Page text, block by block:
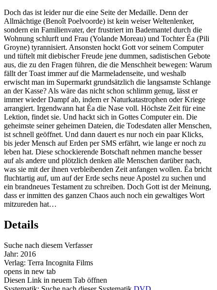
Doch das ist leider nur die eine Seite der Medaille. Denn der
Allmächtige (Benoît Poelvoorde) ist kein weiser Weltenlenker,
sondern ein Familienvater, der frustriert im Bademantel durch die
Wohnung schlurft und Frau (Yolande Moreau) und Tochter Éa (Pili
Groyne) tyrannisiert. Ansonsten hockt Gott vor seinem Computer
und tüftelt mit diebischer Freude jene dummen, sadistischen Gebote
aus, die zu den Fragen führen, die die Menschheit bewegen: Warum
fällt der Toast immer auf die Marmeladenseite, und weshalb
erwischt man im Supermarkt grundsätzlich die langsamste Schlange
an der Kasse? Als wäre das nicht schon schlimm genug, lässt er
immer wieder Dampf ab, indem er Naturkatastrophen oder Kriege
arrangiert. Irgendwann hat Éa die Nase voll. Höchste Zeit für eine
Lektion, findet sie. Und hackt sich in Gottes Computer ein. Die
geheimste seiner geheimen Dateien, die Todesdaten aller Menschen,
ist schnell geöffnet. Und dann dauert es nur noch ein paar Klicks,
bis jeder Mensch auf Erden per SMS erfährt, wie lange er noch zu
leben hat. Diese schockierende Botschaft nehmen manche besser
auf als andere und plötzlich denken alle Menschen darüber nach,
was sie mit der ihnen verbleibenden Zeit anfangen wollen. Éa bricht
fluchtartig auf, um auf der Erde sechs neue Apostel zu suchen und
ein brandneues Testament zu schreiben. Doch Gott ist der Meinung,
dass er inmitten des ganzen Chaos auch noch ein gewaltiges Wort
mitzureden hat…
Details
Suche nach diesem Verfasser
Jahr: 2016
Verlag: Terra Incognita Films
opens in new tab
Diesen Link in neuem Tab öffnen